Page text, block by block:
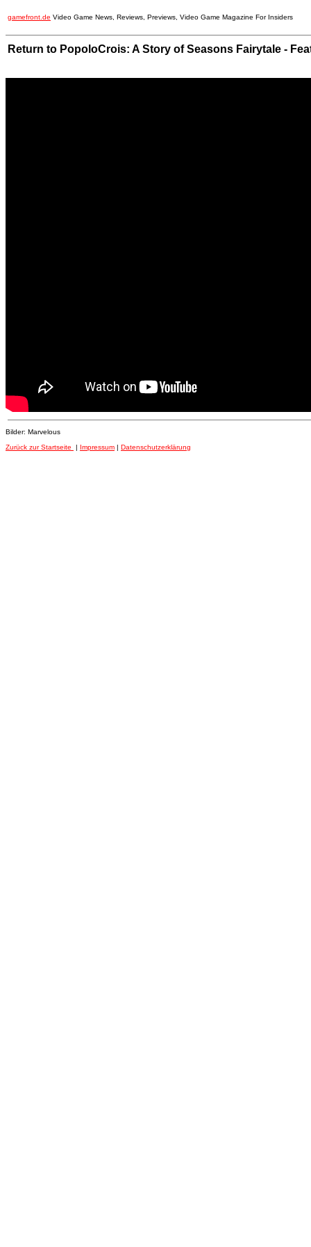
gamefront.de Video Game News, Reviews, Previews, Video Game Magazine For Insiders
Return to PopoloCrois: A Story of Seasons Fairytale -
Bilder: Marvelous
Zurück zur Startseite
| Impressum | Datenschutzerklärung